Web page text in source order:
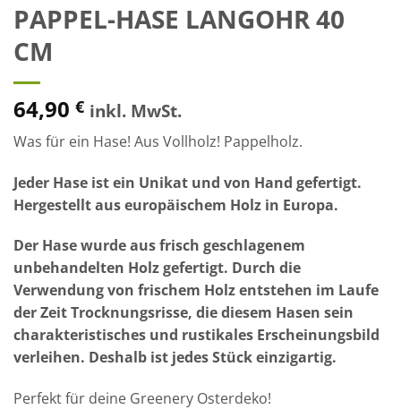
PAPPEL-HASE LANGOHR 40
CM
64,90 € inkl. MwSt.
Was für ein Hase! Aus Vollholz! Pappelholz.
Jeder Hase ist ein Unikat und von Hand gefertigt.
Hergestellt aus europäischem Holz in Europa.
Der Hase wurde aus frisch geschlagenem
unbehandelten Holz gefertigt. Durch die
Verwendung von frischem Holz entstehen im Laufe
der Zeit Trocknungsrisse, die diesem Hasen sein
charakteristisches und rustikales Erscheinungsbild
verleihen. Deshalb ist jedes Stück einzigartig.
Perfekt für deine Greenery Osterdeko!